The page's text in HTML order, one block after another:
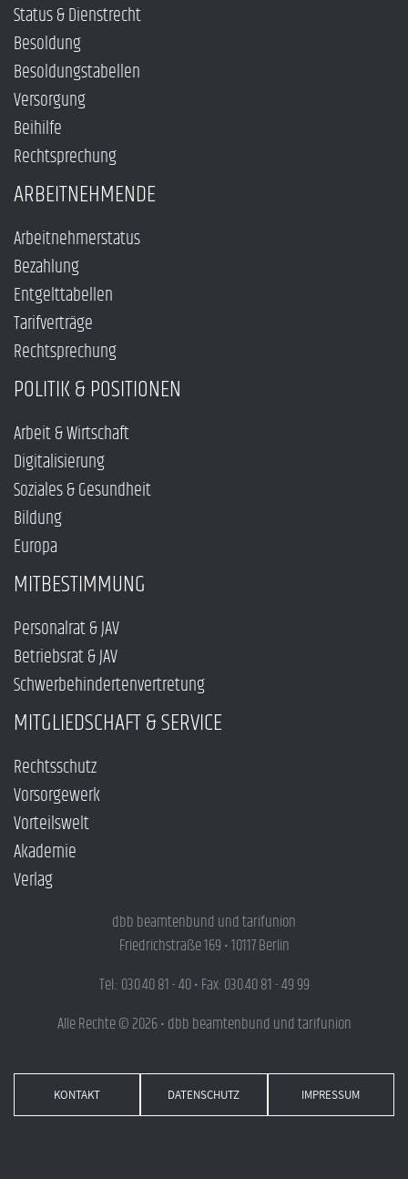
Status & Dienstrecht
Besoldung
Besoldungstabellen
Versorgung
Beihilfe
Rechtsprechung
ARBEITNEHMENDE
Arbeitnehmerstatus
Bezahlung
Entgelttabellen
Tarifverträge
Rechtsprechung
POLITIK & POSITIONEN
Arbeit & Wirtschaft
Digitalisierung
Soziales & Gesundheit
Bildung
Europa
MITBESTIMMUNG
Personalrat & JAV
Betriebsrat & JAV
Schwerbehindertenvertretung
MITGLIEDSCHAFT & SERVICE
Rechtsschutz
Vorsorgewerk
Vorteilswelt
Akademie
Verlag
dbb beamtenbund und tarifunion
Friedrichstraße 169 • 10117 Berlin
Tel.: 030.40 81 - 40 • Fax: 030.40 81 - 49 99
Alle Rechte © 2026 • dbb beamtenbund und tarifunion
KONTAKT DATENSCHUTZ IMPRESSUM